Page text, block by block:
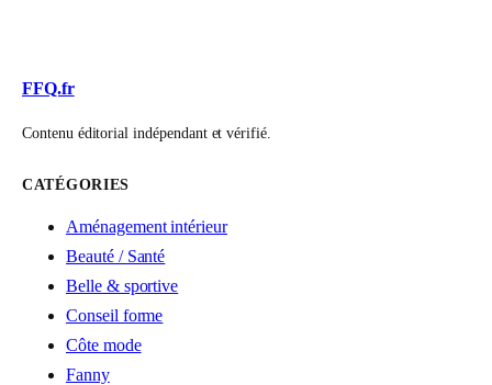
FFQ.fr
Contenu éditorial indépendant et vérifié.
CATÉGORIES
Aménagement intérieur
Beauté / Santé
Belle & sportive
Conseil forme
Côte mode
Fanny